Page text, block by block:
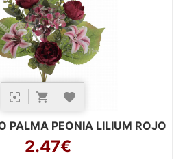
PALMA PEONIA LILIUM ROJO
2.47€